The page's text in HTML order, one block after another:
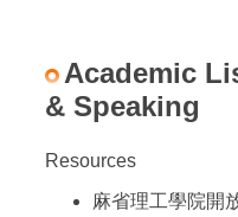
Academic
& Speaking
Resources
麻省理工學院開